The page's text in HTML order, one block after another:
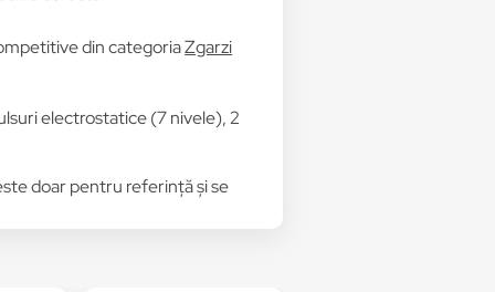
din categoriaZgarzi
electrostatice (7 nivele), 2
doar pentru referință și se